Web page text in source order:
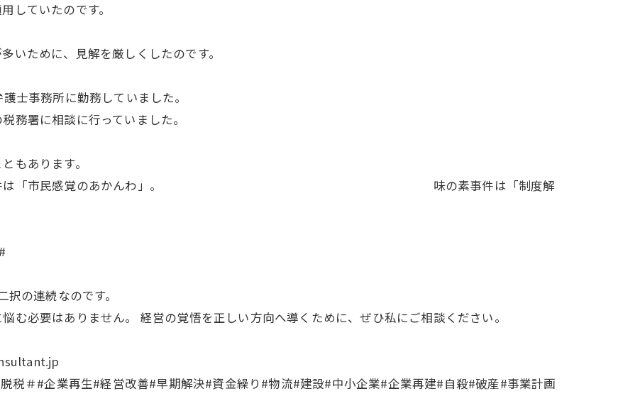
していたのです。
いために、見解を厳しくしたのです。
士事務所に勤務していました。
務署に相談に行っていました。
ともあります。
覚のあかんわ」。 味の素事件は「制度解
の連続なのです。
む必要はありません。 経営の覚悟を正しい方向へ導くために、ぜひ私にご相談ください。
税＃#企業再生#経営改善#早期解決#資金繰り#物流#建設#中小企業#企業再建#自殺#破産#事業計画